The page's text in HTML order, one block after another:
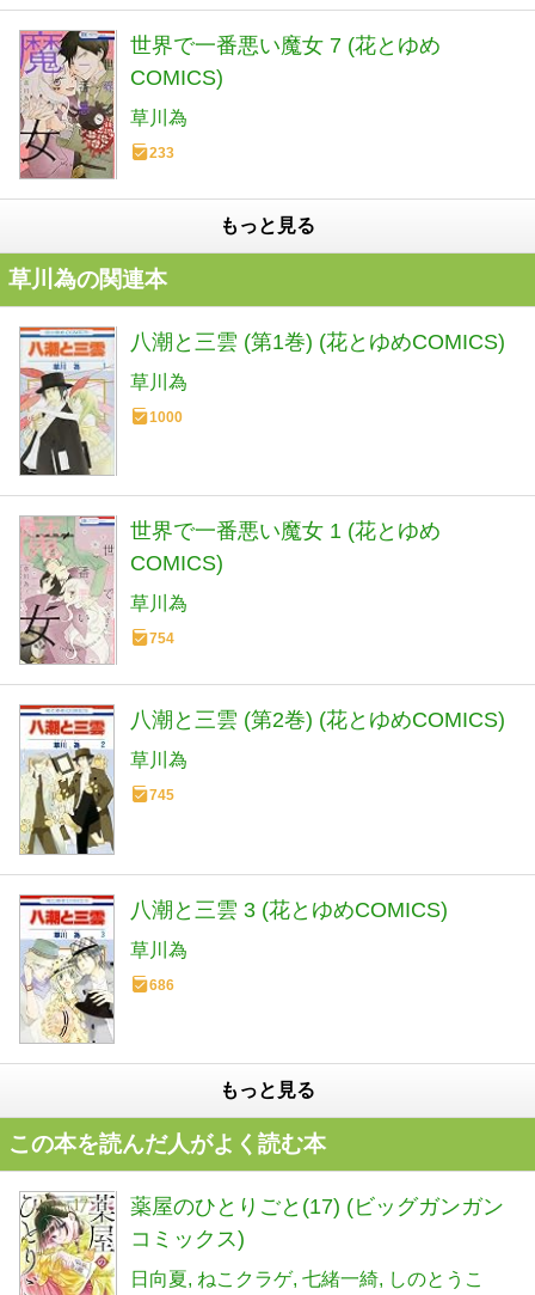
世界で一番悪い魔女 7 (花とゆめ
COMICS)
草川為
233
もっと見る
草川為の関連本
八潮と三雲 (第1巻) (花とゆめCOMICS)
草川為
1000
世界で一番悪い魔女 1 (花とゆめ
COMICS)
草川為
754
八潮と三雲 (第2巻) (花とゆめCOMICS)
草川為
745
八潮と三雲 3 (花とゆめCOMICS)
草川為
686
もっと見る
この本を読んだ人がよく読む本
薬屋のひとりごと(17) (ビッグガンガン
コミックス)
日向夏 ねこクラゲ 七緒一綺 しのとうこ